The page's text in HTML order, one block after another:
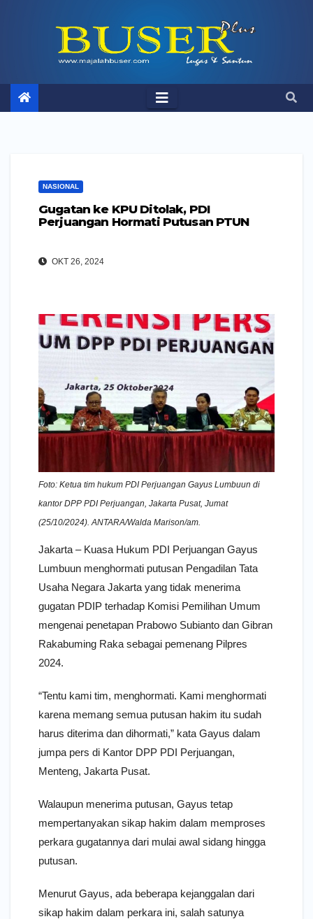
NASIONAL
Gugatan ke KPU Ditolak, PDI
Perjuangan Hormati Putusan PTUN
OKT 26, 2024
Foto: Ketua tim hukum PDI Perjuangan Gayus Lumbuun di
kantor DPP PDI Perjuangan, Jakarta Pusat, Jumat
(25/10/2024). ANTARA/Walda Marison/am.
Jakarta – Kuasa Hukum PDI Perjuangan Gayus
Lumbuun menghormati putusan Pengadilan Tata
Usaha Negara Jakarta yang tidak menerima
gugatan PDIP terhadap Komisi Pemilihan Umum
mengenai penetapan Prabowo Subianto dan Gibran
Rakabuming Raka sebagai pemenang Pilpres
2024.
“Tentu kami tim, menghormati. Kami menghormati
karena memang semua putusan hakim itu sudah
harus diterima dan dihormati,” kata Gayus dalam
jumpa pers di Kantor DPP PDI Perjuangan,
Menteng, Jakarta Pusat.
Walaupun menerima putusan, Gayus tetap
mempertanyakan sikap hakim dalam memproses
perkara gugatannya dari mulai awal sidang hingga
putusan.
Menurut Gayus, ada beberapa kejanggalan dari
sikap hakim dalam perkara ini, salah satunya